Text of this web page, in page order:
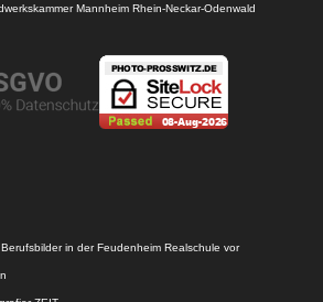
Mannheim Rhein-Neckar-Odenwald
in der Feudenheim Realschule vor